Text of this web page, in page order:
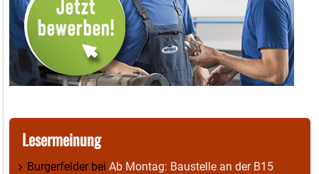
Lesermeinung
Burgerfelderbei Ab Montag: Baustelle an der B15